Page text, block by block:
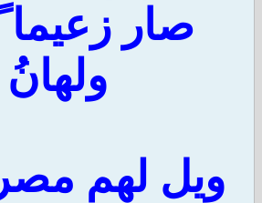
صار زعيما
ولهانُ
ويل لهم